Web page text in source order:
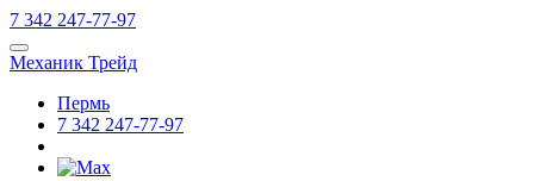
7 342 247-77-97
Механик Трейд
Пермь
7 342 247-77-97